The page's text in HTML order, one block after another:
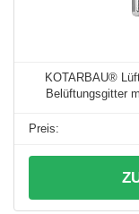
KOTARBAU®
Belüftungsgitter